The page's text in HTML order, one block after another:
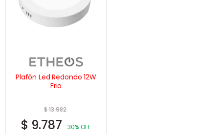
Plafón Led Redondo 12W
Frio
$13.982
$ 9.787 30% OFF